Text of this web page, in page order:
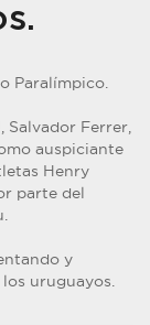
Paralímpico.
Salvador Ferrer,
auspiciante
Henry
parte del
y
uruguayos.